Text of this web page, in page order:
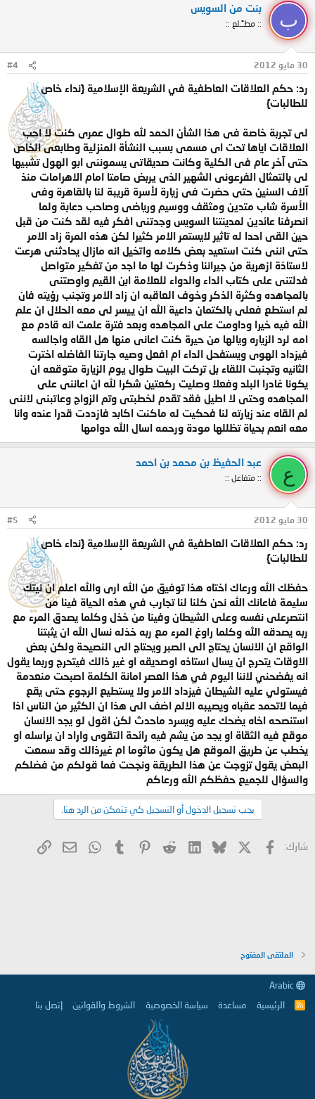
ب
بنت من السويس
:: مطـًـلع ::
30 مايو 2012 #4
رد: حكم العلاقات العاطفية في الشريعة الإسلامية {نداء خاص
للطالبات}
لى تجربة خاصة فى هذا الشأن الحمد لله طوال عمرى كنت لا احب
العلاقات اياها تحت اى مسمى بسبب النشأة المنزلية وطابعى الخاص
حتى آخر عام فى الكلية وكانت صديقاتى يسموننى ابو الهول تشبيها
لى بالتمثال الفرعونى الشهير الذى يربض صامتا امام الاهرامات منذ
آلاف السنين حتى حضرت فى زيارة لأسرة قريبة لنا بالقاهرة وفى
الأسرة شاب متدين ومثقف ووسيم ورياضى وصاحب دعابة ولما
انصرفنا عائدين لمدينتنا السويس وجدتنى افكر فيه لقد كنت من قبل
حين القى احدا له تاثير لايستمر الامر كثيرا لكن هذه المرة زاد الامر
حتى اننى كنت استعيد بعض كلامه واتخيل انه مازال يحادثنى هرعت
لاستاذة ازهرية من جيراننا وذكرت لها ما اجد من تفكير متواصل
فدلتنى على كتاب الداء والدواء للعلامة ابن القيم واوصتنى
بالمجاهده وكثرة الذكر وخوف العاقبه ان زاد الامر وتجنب رؤيته فان
لم استطع فعلى بالكتمان داعية الله ان ييسر لى معه الحلال ان علم
الله فيه خيرا وداومت على المجاهده وبعد فترة علمت انه قادم مع
امه لرد الزياره ويالها من حيرة كنت اعانى منها هل القاه واجالسه
فيزداد الهوى ويستفحل الداء ام افعل وصيه جارتنا الفاضله اخترت
الثانيه وتجنبت اللقاء بل تركت البيت طوال يوم الزيارة متوقعه ان
يكونا غادرا البلد وفعلا وصليت ركعتين شكرا لله ان اعاننى على
المجاهده وحتى لا اطيل فقد تقدم لخطبتى وتم الزواج وعاتبنى لاننى
لم القاه عند زيارته لنا فحكيت له ماكنت اكابد فازددت قدرا عنده وانا
معه انعم بحياة تظللها مودة ورحمه اسال الله دوامها
ع
عبد الحفيظ بن محمد بن احمد
:: متفاعل ::
30 مايو 2012 #5
رد: حكم العلاقات العاطفية في الشريعة الإسلامية {نداء خاص
للطالبات}
حفظك الله ورعاك اختاه هذا توفيق من الله ارى والله اعلم ان نيتك
سليمة فاعانك الله نحن كلنا لنا تجارب في هذه الحياة فينا من
انتصرعلى نفسه وعلى الشيطان وفينا من خذل وكلما يصدق المرء مع
ربه يصدقه الله وكلما راوغ المرء مع ربه خذله نسال الله ان يثبتنا
الواقع ان الانسان يحتاج الى الصبر ويحتاج الى النصيحة ولكن بعض
الاوقات يتحرج ان يسال استاذه اوصديقه او غير ذالك فيتحرج وربما يقول
انه يفضحني لاننا اليوم في هذا العصر امانة الكلمة اصبحت منعدمة
فيستولي عليه الشيطان فيزداد الامر ولا يستطيع الرجوع حتى يقع
فيما لاتحمد عقباه ويصيبه الالم اضف الى هذا ان الكثير من الناس اذا
استنصحه اخاه يضحك عليه ويسرد ماحدث لكن اقول لو يجد الانسان
موقع فيه الثقاة او يجد من يشم فيه رائحة التقوى واراد ان يراسله او
يخطب عن طريق الموقع هل يكون ماثوما ام غيرذالك وقد سمعت
البعض يقول تزوجت عن هذا الطريقة ونجحت فما قولكم من فضلكم
والسؤال للجميع حفظكم الله ورعاكم
يجب تسجيل الدخول أو التسجيل كي تتمكن من الرد هنا.
شارك: فيسبوك Bluesky
LinkedIn
Reddit
Pinterest
Tumblr
WhatsApp
البريد
الملتقى المفتوح
R
الرئيسية مساعدة سياسة الخصوصية الشروط والقوانين إتصل بنا